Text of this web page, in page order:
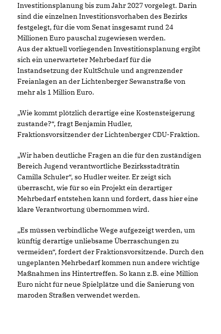
Investitionsplanung bis zum Jahr 2027 vorgelegt. Darin
sind die einzelnen Investitionsvorhaben des Bezirks
festgelegt, für die vom Senat insgesamt rund 24
Millionen Euro pauschal zugewiesen werden.
Aus der aktuell vorliegenden Investitionsplanung ergibt
sich ein unerwarteter Mehrbedarf für die
Instandsetzung der KultSchule und angrenzender
Freianlagen an der Lichtenberger Sewanstraße von
mehr als 1 Million Euro.
Wie kommt plötzlich derartige eine Kostensteigerung
zustande?“, fragt Benjamin Hudler,
Fraktionsvorsitzender der Lichtenberger CDU-Fraktion.
Wir haben deutliche Fragen an die für den zuständigen
Bereich Jugend verantwortliche Bezirksstadträtin
Camilla Schuler“, so Hudler weiter. Er zeigt sich
überrascht, wie für so ein Projekt ein derartiger
Mehrbedarf entstehen kann und fordert, dass hier eine
klare Verantwortung übernommen wird.
Es müssen verbindliche Wege aufgezeigt werden, um
künftig derartige unliebsame Überraschungen zu
vermeiden“, fordert der Fraktionsvorsitzende. Durch den
ungeplanten Mehrbedarf kommen nun andere wichtige
Maßnahmen ins Hintertreffen. So kann z.B. eine Million
Euro nicht für neue Spielplätze und die Sanierung von
maroden Straßen verwendet werden.